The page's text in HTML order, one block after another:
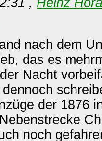
, Heinz Höra
nach dem
das es
Nacht
der 1876
noch